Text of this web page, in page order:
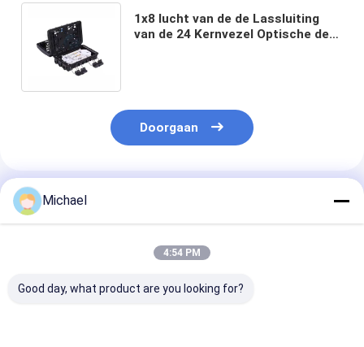
1x8 lucht van de de Lassluiting
van de 24 Kernvezel Optische de
Doorgaan
Geadviseerde Producten
Michael
4:54 PM
Good day, what product are you looking for?